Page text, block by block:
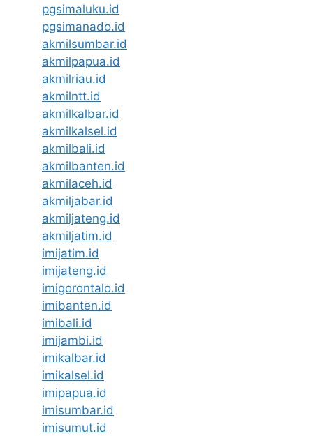
pgsimaluku.id
pgsimanado.id
akmilsumbar.id
akmilpapua.id
akmilriau.id
akmilntt.id
akmilkalbar.id
akmilkalsel.id
akmilbali.id
akmilbanten.id
akmilaceh.id
akmiljabar.id
akmiljateng.id
akmiljatim.id
imijatim.id
imijateng.id
imigorontalo.id
imibanten.id
imibali.id
imijambi.id
imikalbar.id
imikalsel.id
imipapua.id
imisumbar.id
imisumut.id